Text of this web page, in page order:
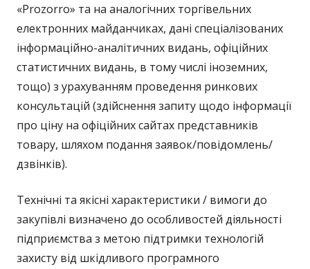
«Prozorro» та на аналогічних торгівельних
електронних майданчиках, дані спеціалізованих
інформаційно-аналітичних видань, офіційних
статистичних видань, в тому числі іноземних,
тощо) з урахуванням проведення ринкових
консультацій (здійснення запиту щодо інформації
про ціну на офіційних сайтах представників
товару, шляхом подання заявок/повідомлень/
дзвінків).
Технічні та якісні характеристики / вимоги до
закупівлі визначено до особливостей діяльності
підприємства з метою підтримки технологій
захисту від шкідливого програмного